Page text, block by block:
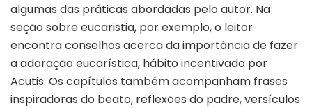
algumas das práticas abordadas pelo autor. Na
seção sobre eucaristia, por exemplo, o leitor
encontra conselhos acerca da importância de fazer
a adoração eucarística, hábito incentivado por
Acutis. Os capítulos também acompanham frases
inspiradoras do beato, reflexões do padre, versículos